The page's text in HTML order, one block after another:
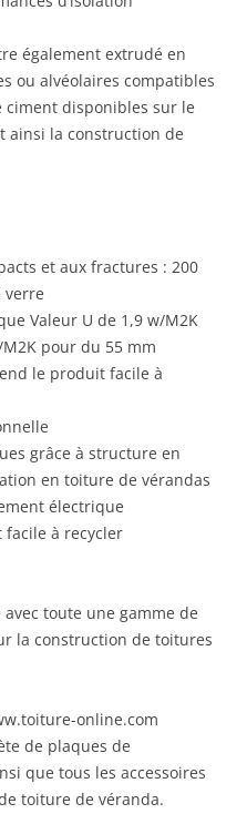
également extrudé en
ou alvéolaires compatibles
ciment disponibles sur le
ainsi la construction de
et aux fractures : 200
verre
Valeur U de 1,9 w/M2K
pour du 55 mm
le produit facile à
grâce à structure en
en toiture de vérandas
électrique
à recycler
toute une gamme de
la construction de toitures
online.com
de plaques de
que tous les accessoires
toiture de véranda.